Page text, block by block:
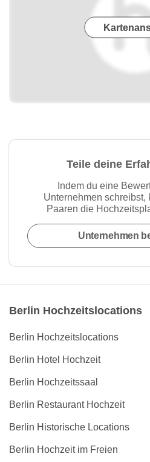
Teile deine
Indem du eine
Unternehmen schreibst,
Paaren die
Unternehmen
Berlin Hochzeitslocations
Berlin Hochzeitslocations
Berlin Hotel Hochzeit
Berlin Hochzeitssaal
Berlin Restaurant Hochzeit
Berlin Historische Locations
Berlin Hochzeit im Freien